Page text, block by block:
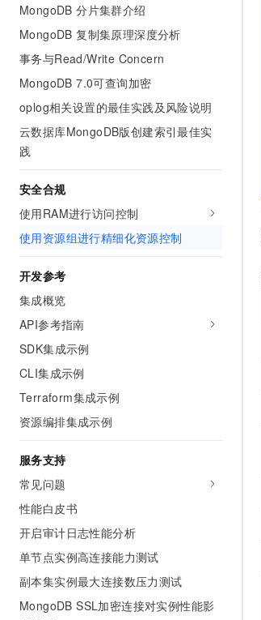
MongoDB 分片集群介绍
MongoDB 复制集原理深度分析
事务与Read/Write Concern
MongoDB 7.0可查询加密
oplog相关设置的最佳实践及风险说明
云数据库MongoDB版创建索引最佳实
践
安全合规
使用RAM进行访问控制
使用资源组进行精细化资源控制
开发参考
集成概览
API参考指南
SDK集成示例
CLI集成示例
Terraform集成示例
资源编排集成示例
服务支持
常见问题
性能白皮书
开启审计日志性能分析
单节点实例高连接能力测试
副本集实例最大连接数压力测试
MongoDB SSL加密连接对实例性能影